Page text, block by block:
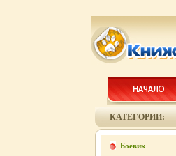
КАТЕГОРИИ:
Боевик